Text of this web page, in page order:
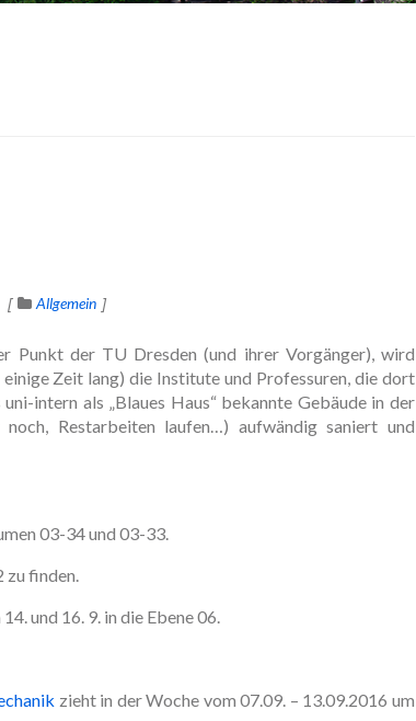
Allgemein
Punkt der TU Dresden (und ihrer Vorgänger), wird
Zeit lang) die Institute und Professuren, die dort
intern als „Blaues Haus“ bekannte Gebäude in der
Restarbeiten laufen…) aufwändig saniert und
03-34 und 03-33.
finden.
und 16. 9. in die Ebene 06.
zieht in der Woche vom 07.09. – 13.09.2016 um